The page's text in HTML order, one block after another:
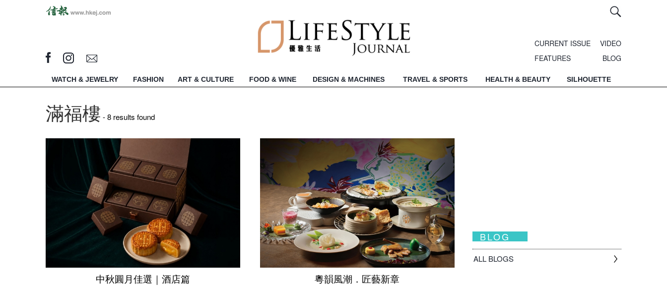
CURRENT ISSUE
VIDEO
FEATURES
BLOG
WATCH & JEWELRY FASHION ART & CULTURE FOOD & WINE DESIGN & MACHINES TRAVEL & SPORTS HEALTH & BEAUTY SILHOUETTE
滿福樓 - 8 results found
中秋圓月佳選｜酒店篇 粵韻風潮．匠藝新章
BLOG
ALL BLOGS